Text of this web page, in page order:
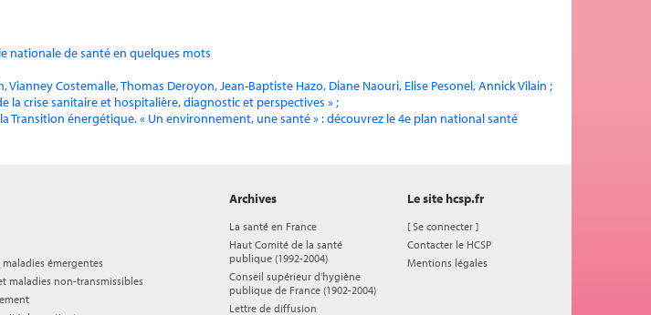
nationale de santé en quelques mots
Costemalle, Thomas Deroyon, Jean-Baptiste Hazo, Diane Naouri, Elise Pesonel, Annick Vilain ;
la crise sanitaire et hospitalière, diagnostic et perspectives » ;
énergétique. « Un environnement, une santé » : découvrez le 4e plan national santé
émergentes
maladies non-transmissibles
Archives
La santé en France
Haut Comité de la santé
publique (1992-2004)
Conseil supérieur d'hygiène
publique de France (1902-2004)
Lettre de diffusion
Le site hcsp.fr
[Se connecter ]
Contacter le HCSP
Mentions légales